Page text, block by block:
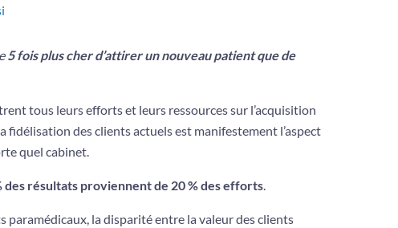
5 fois plus cher d’attirer un nouveau patient que de
tous leurs efforts et leurs ressources sur l’acquisition
fidélisation des clients actuels est manifestement l’aspect
quel cabinet.
des résultats proviennent de 20 % des efforts.
paramédicaux, la disparité entre la valeur des clients